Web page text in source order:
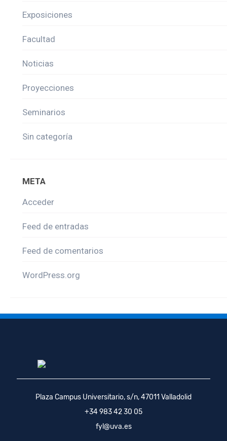
Exposiciones
Facultad
Noticias
Proyecciones
Seminarios
Sin categoría
META
Acceder
Feed de entradas
Feed de comentarios
WordPress.org
Plaza Campus Universitario, s/n, 47011 Valladolid
+34 983 42 30 05
fyl@uva.es